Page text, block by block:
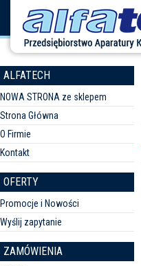
ALFATECH
NOWA STRONA ze sklepem
Strona Główna
O Firmie
Kontakt
OFERTY
Promocje i Nowości
Wyślij zapytanie
ZAMÓWIENIA